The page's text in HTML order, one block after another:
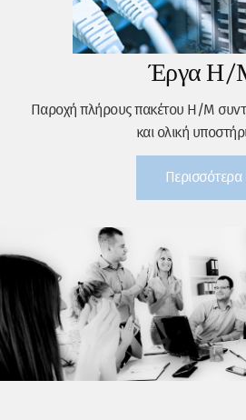
Έργα
Παροχή πλήρους πακέτου Η/Μ
και ολική
Περισσότερα